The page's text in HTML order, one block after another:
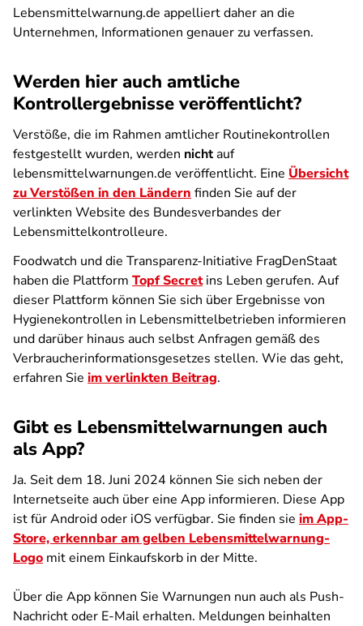
Lebensmittelwarnung.de appelliert daher an die
Unternehmen, Informationen genauer zu verfassen.
Werden hier auch amtliche
Kontrollergebnisse veröffentlicht?
Verstöße, die im Rahmen amtlicher Routinekontrollen
festgestellt wurden, werden nichtauf
lebensmittelwarnungen.de veröffentlicht. Eine Übersicht
zu Verstößen in den Ländern finden Sie auf der
verlinkten Website des Bundesverbandes der
Lebensmittelkontrolleure.
Foodwatch und die Transparenz-Initiative FragDenStaat
haben die Plattform Topf Secretins Leben gerufen. Auf
dieser Plattform können Sie sich über Ergebnisse von
Hygienekontrollen in Lebensmittelbetrieben informieren
und darüber hinaus auch selbst Anfragen gemäß des
Verbraucherinformationsgesetzes stellen. Wie das geht,
erfahren Sie im verlinkten Beitrag.
Gibt es Lebensmittelwarnungen auch
als App?
Ja. Seit dem 18. Juni 2024 können Sie sich neben der
Internetseite auch über eine App informieren. Diese App
ist für Android oder iOS verfügbar. Sie finden sie im App-
Store, erkennbar am gelben Lebensmittelwarnung-
Logo mit einem Einkaufskorb in der Mitte.
Über die App können Sie Warnungen nun auch als Push-
Nachricht oder E-Mail erhalten. Meldungen beinhalten